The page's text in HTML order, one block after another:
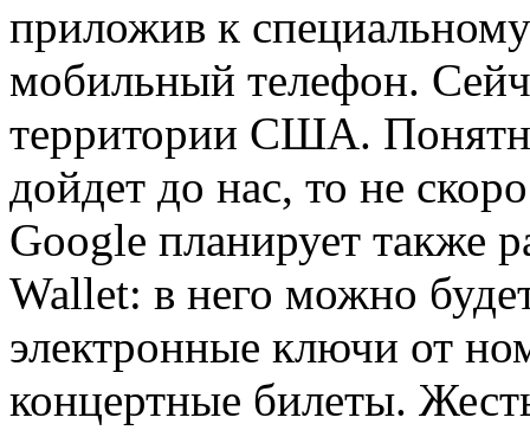
приложив к
мобильный телефон.
территории США.
дойдет до нас, то не
Google планирует также
Wallet: в него можно
электронные ключи от
концертные билеты.